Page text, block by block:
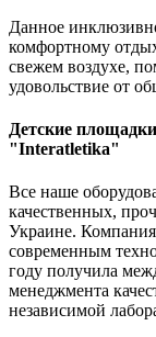
Данное
комфортному
свежем воздухе,
удовольствие от
Детские
"Interatletika"
Все наше
качественных,
Украине. Компания
современным
году получила
менеджмента
независимой